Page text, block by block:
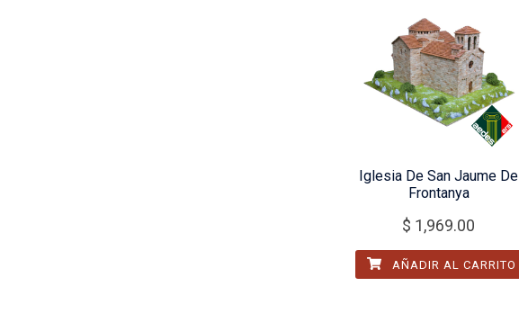
Iglesia De San Jaume De
Frontanya
$ 1,969.00
AÑADIR AL CARRITO